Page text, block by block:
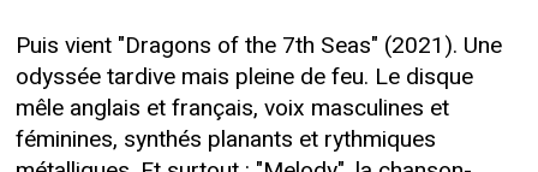
Puis vient "Dragons of the 7th Seas" (2021). Une
odyssée tardive mais pleine de feu. Le disque
mêle anglais et français, voix masculines et
féminines, synthés planants et rythmiques